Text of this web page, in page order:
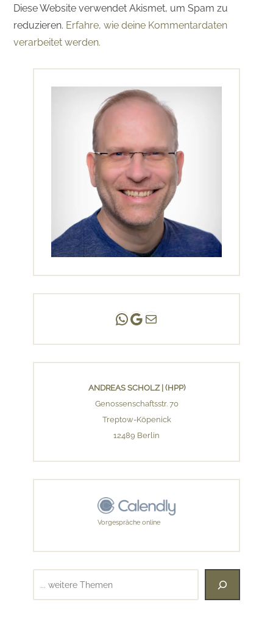
Diese Website verwendet Akismet, um Spam zu
reduzieren. Erfahre, wie deine Kommentardaten
verarbeitet werden.
Andreas Scholz | (HPP)
Praxis Adlershof
E-Mail an mich ...
ANDREAS SCHOLZ | (HPP)
Genossenschaftsstr. 70
Treptow-Köpenick
12489 Berlin
Vorgespräche online